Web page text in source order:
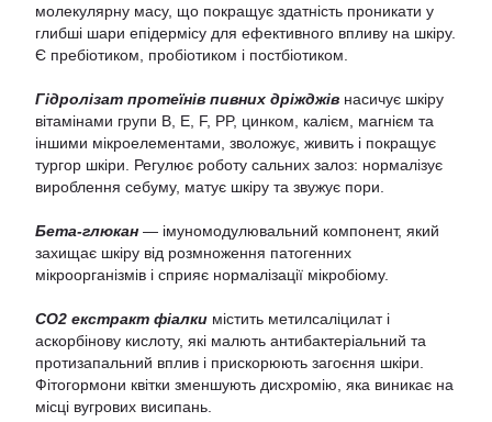
молекулярну масу, що покращує здатність проникати у
глибші шари епідермісу для ефективного впливу на шкіру.
Є пребіотиком, пробіотиком і постбіотиком.
Гідролізат протеїнів пивних дріжджів насичує шкіру
вітамінами групи B, E, F, PP, цинком, калієм, магнієм та
іншими мікроелементами, зволожує, живить і покращує
тургор шкіри. Регулює роботу сальних залоз: нормалізує
вироблення себуму, матує шкіру та звужує пори.
Бета-глюкан — імуномодулювальний компонент, який
захищає шкіру від розмноження патогенних
мікроорганізмів і сприяє нормалізації мікробіому.
CO2 екстракт фіалки містить метилсаліцилат і
аскорбінову кислоту, які малють антибактеріальний та
протизапальний вплив і прискорюють загоєння шкіри.
Фітогормони квітки зменшують дисхромію, яка виникає на
місці вугрових висипань.